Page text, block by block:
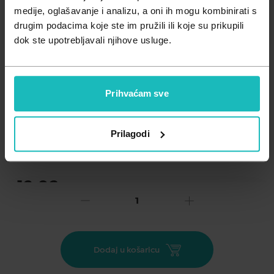
medije, oglašavanje i analizu, a oni ih mogu kombinirati s
drugim podacima koje ste im pružili ili koje su prikupili
dok ste upotrebljavali njihove usluge.
Prihvaćam sve
Prilagodi
Zdravlje muškarca
Zdravlje žene
Minerali
Probiotici i prebiotici
Važna obavijest prema Zakonu o zaštiti potrošača..
12,03
Pelena za srednju i tešku inkontinenciju.
Dodaj u košaricu